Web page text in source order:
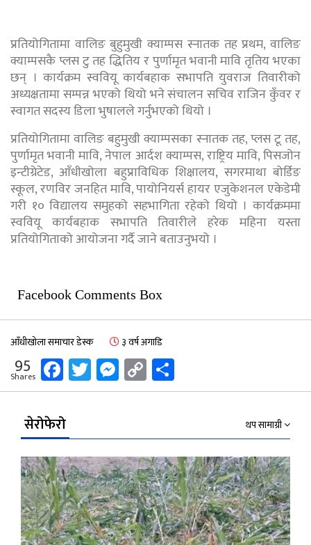
प्रतियोगितामा वालिङ बुहुमुखी क्याम्पस स्नातक तह प्रथम, वालिङ
क्याम्पसकै प्लस टु तह द्धितिय र पुर्णामृत भवानी मावि तृतिय भएका
छन् । कार्यक्रम स्ववियू कार्यबहाक सभापति युवराज तिवारीको
अध्यक्षतामा सम्पन्न भएको थियो भने संचालन सचिव राजिन कुँवर र
स्वागत सदस्य डिला भुषालले गर्नुभएको थियो ।
प्रतियोगितामा वालिङ बहुमुखी क्याम्पसका स्नातक तह, प्लस टू तह,
पुर्णामृत भवानी मावि, नेपाल आर्दश क्याम्पस, राष्ट्रिय मावि, पिसजोन
इन्टीग्रेटेड, आँधीखोला बहुप्राविधिक शिक्षालय, सगरमाथा बोर्डिङ
स्कूल, रणविर जनहित मावि, पायोनियर्स हायर एजुकेशनल एकेडेमी
गरी १० विद्यालय समुहको सहभागिता रहेको थियो । कार्यक्रममा
स्ववियू कार्यबहाक सभापति तिवारीले हरेक महिना यस्ता
प्रतियोगिताको आयोजना गर्दै जाने बताउनुभयो ।
Facebook Comments Box
आँधीखोला समाचार डेस्क ३ वर्ष अगाडि
95
Shares Facebook
Twitter
Messenger
Copy
Link
सेरोफेरो थप सामाग्री